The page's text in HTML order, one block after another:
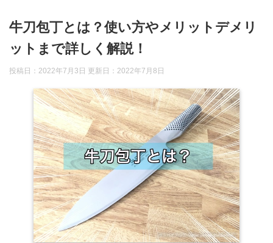
牛刀包丁とは？使い方やメリットデメリ
ットまで詳しく解説！
投稿日：2022年7月3日 更新日： 2022年7月8日